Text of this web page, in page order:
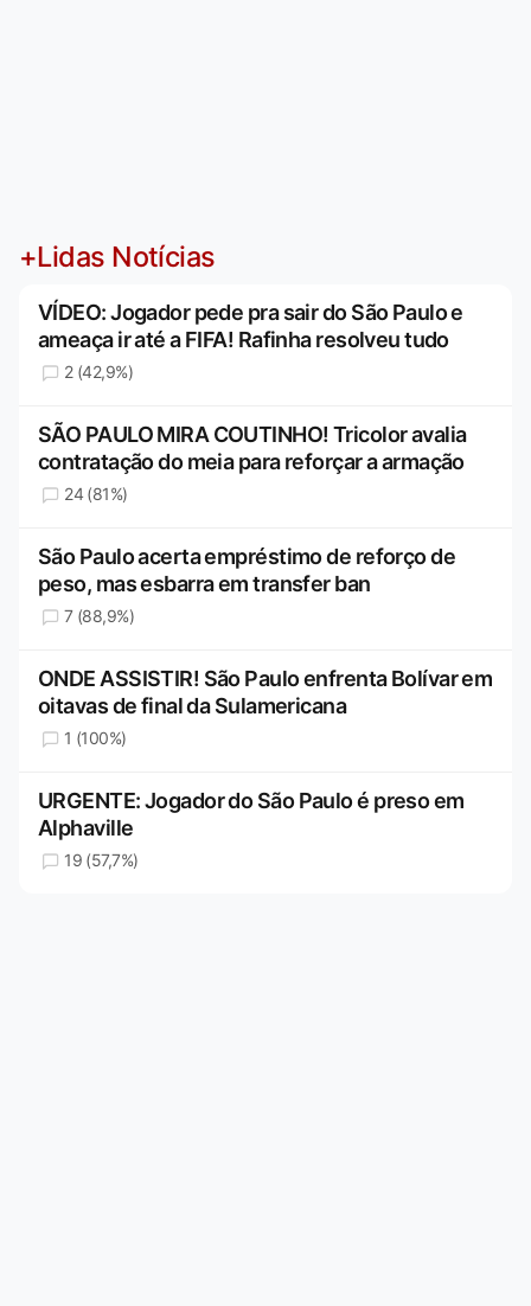
+Lidas Notícias
VÍDEO: Jogador pede pra sair do São Paulo e
ameaça ir até a FIFA! Rafinha resolveu tudo
2 (42,9%)
SÃO PAULO MIRA COUTINHO! Tricolor avalia
contratação do meia para reforçar a armação
24 (81%)
São Paulo acerta empréstimo de reforço de
peso, mas esbarra em transfer ban
7 (88,9%)
ONDE ASSISTIR! São Paulo enfrenta Bolívar em
oitavas de final da Sulamericana
1 (100%)
URGENTE: Jogador do São Paulo é preso em
Alphaville
19 (57,7%)